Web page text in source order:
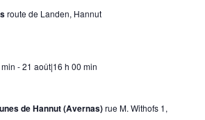
route de Landen, Hannut
-21 août|16 h 00 min
de Hannut (Avernas)rue M. Withofs 1,